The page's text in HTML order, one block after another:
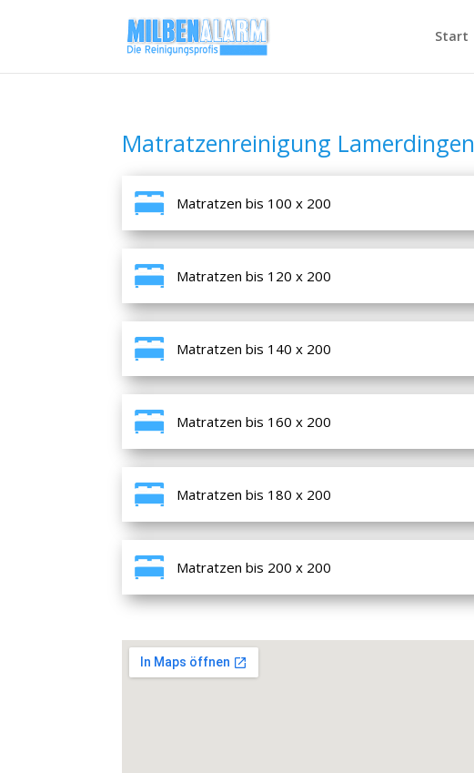
Start
Matratzenreinigung Lamerdingen
Matratzen bis 100 x 200
Matratzen bis 120 x 200
Matratzen bis 140 x 200
Matratzen bis 160 x 200
Matratzen bis 180 x 200
Matratzen bis 200 x 200